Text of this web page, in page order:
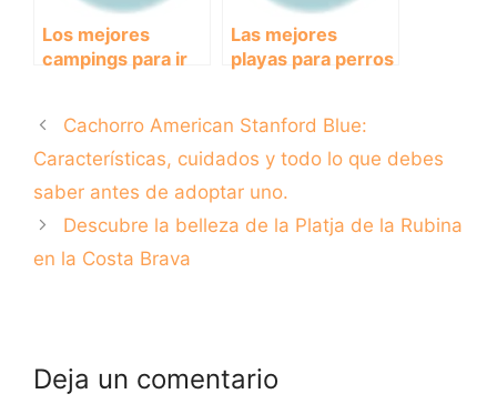
Los mejores
campings para ir
Las mejores
playas para perros
mar con tu
mascota
Cachorro American Stanford Blue:
Características, cuidados y todo lo que debes
saber antes de adoptar uno.
Descubre la belleza de la Platja de la Rubina
en la Costa Brava
Deja un comentario